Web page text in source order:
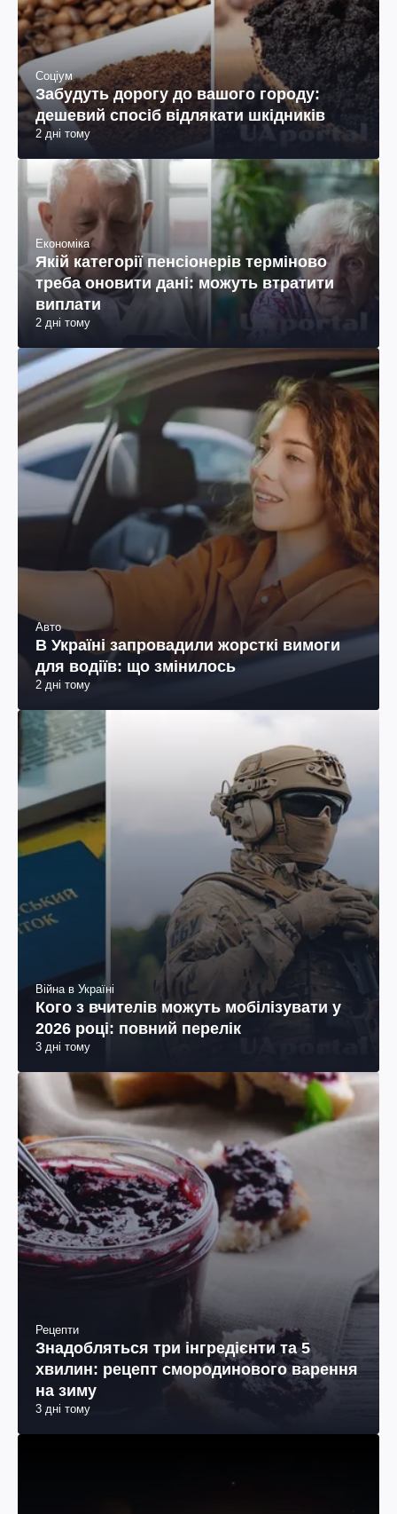
Соціум
Забудуть дорогу до вашого городу:
дешевий спосіб відлякати шкідників
2 дні тому
Економіка
Якій категорії пенсіонерів терміново
треба оновити дані: можуть втратити
виплати
2 дні тому
Авто
В Україні запровадили жорсткі вимоги
для водіїв: що змінилось
2 дні тому
Війна в Україні
Кого з вчителів можуть мобілізувати у
2026 році: повний перелік
3 дні тому
Рецепти
Знадобляться три інгредієнти та 5
хвилин: рецепт смородинового варення
на зиму
3 дні тому